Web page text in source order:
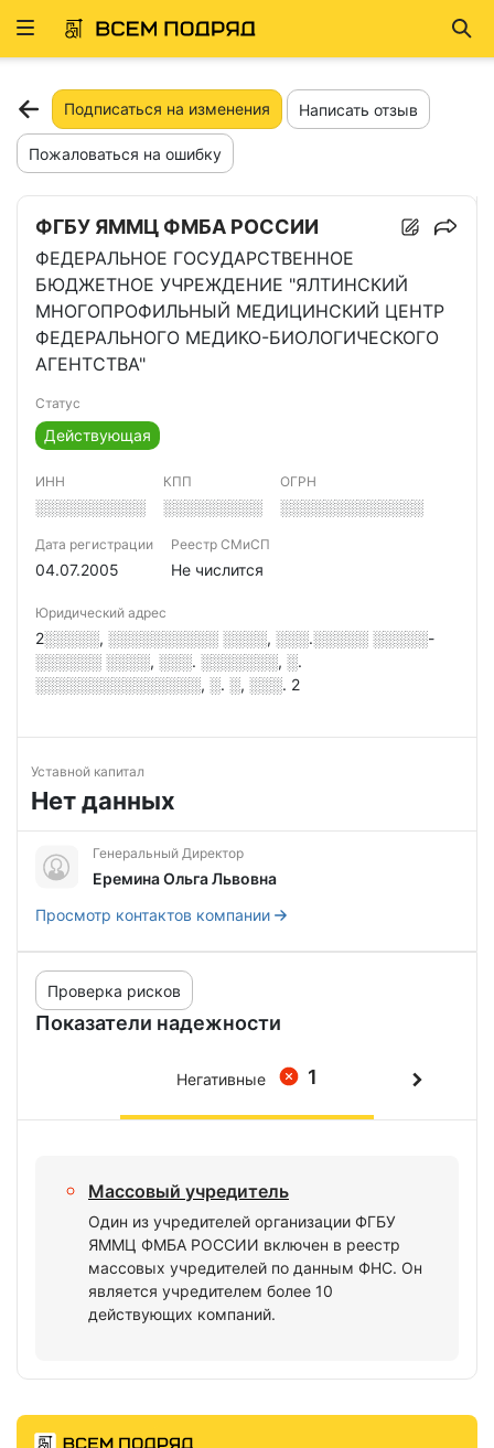
Развернуть
Подписаться на изменения Написать отзыв
Пожаловаться на ошибку
ФГБУ ЯММЦ ФМБА РОССИИ
ФЕДЕРАЛЬНОЕ ГОСУДАРСТВЕННОЕ
БЮДЖЕТНОЕ УЧРЕЖДЕНИЕ "ЯЛТИНСКИЙ
МНОГОПРОФИЛЬНЫЙ МЕДИЦИНСКИЙ ЦЕНТР
ФЕДЕРАЛЬНОГО МЕДИКО-БИОЛОГИЧЕСКОГО
АГЕНТСТВА"
Статус
Действующая
ИНН
░░░░░░░░░░
КПП
░░░░░░░░░
ОГРН
░░░░░░░░░░░░░
Дата регистрации
04.07.2005
Реестр СМиСП
Не числится
Юридический адрес
2░░░░░, ░░░░░░░░░░ ░░░░, ░░░.░░░░░ ░░░░░-
░░░░░░ ░░░░, ░░░. ░░░░░░░, ░.
░░░░░░░░░░░░░░░, ░. ░, ░░░. 2
Уставной капитал
Нет данных
Генеральный Директор
Еремина Ольга Львовна
Просмотр контактов компании
Показатели надежности
Проверка рисков
1
Негативные
Массовый учредитель
Один из учредителей организации ФГБУ
ЯММЦ ФМБА РОССИИ включен в реестр
массовых учредителей по данным ФНС. Он
является учредителем более 10
действующих компаний.